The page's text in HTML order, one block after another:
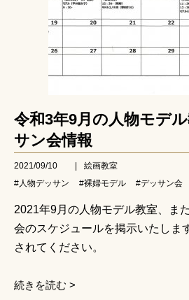
令和3年9月の人物モデ
サン会情報
2021/09/10
絵画教室
#人物デッサン
#裸婦モデル #デッサン会
2021年9月の人物モデル教室、ま
会のスケジュールを掲示いたしま
されてください。
続きを読む >